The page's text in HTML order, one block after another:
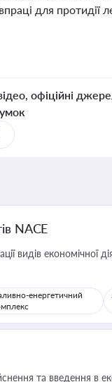
для протидії
офіційні
NACE
видів економічної
енергетичний
та введення в